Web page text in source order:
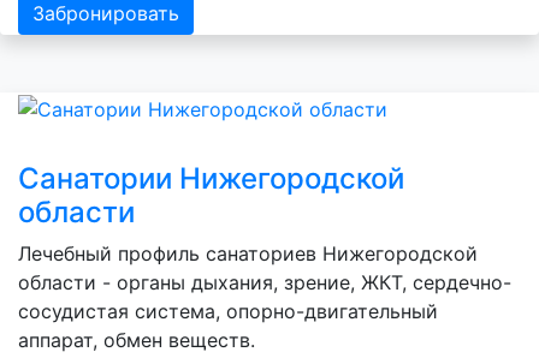
Забронировать
Санатории Нижегородской
области
Лечебный профиль санаториев Нижегородской
области - органы дыхания, зрение, ЖКТ, сердечно-
сосудистая система, опорно-двигательный
аппарат, обмен веществ.